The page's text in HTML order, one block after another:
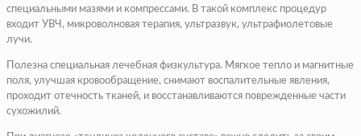
специальными мазями и компрессами. ​​В такой комплекс процедур
входит УВЧ, микроволновая терапия, ультразвук, ультрафиолетовые
лучи.
Полезна специальная лечебная физкультура. Мягкое тепло и магнитные
поля, улучшая кровообращение, снимают воспалительные явления,
проходит отечность тканей, и восстанавливаются поврежденные части
сухожилий.